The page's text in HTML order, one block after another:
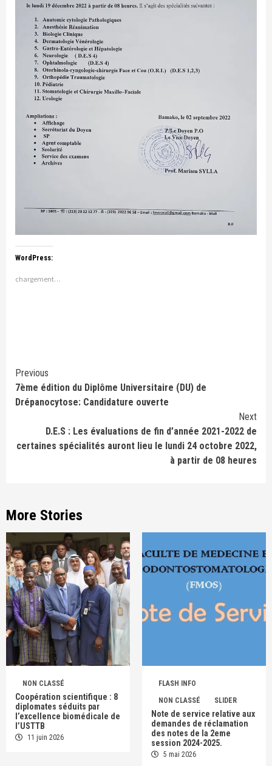
WordPress:
chargement…
Continue
Reading
Previous
7ème édition du Diplôme Universitaire (DU) de
Drépanocytose: Candidature ouverte
Next
D.E.S : Les évaluations de fin d’année 2021-2022 de
certaines spécialités auront lieu le lundi 24 octobre 2022,
à partir de 08 heures
More Stories
NON CLASSÉ
Coopération scientifique : 8
diplomates séduits par
l’excellence biomédicale de
l’USTTB
11 juin 2026
FLASH INFO
NON CLASSÉ
SLIDER
Note de service relative aux
demandes de réclamation
des notes de la 2eme
session 2024-2025.
5 mai 2026